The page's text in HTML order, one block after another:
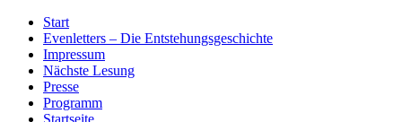
Start
Evenletters – Die Entstehungsgeschichte
Impressum
Nächste Lesung
Presse
Programm
Startseite